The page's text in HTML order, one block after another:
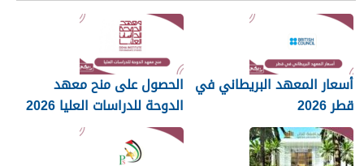
أسعار المعهد البريطاني في
قطر 2026
الحصول على منح معهد
الدوحة للدراسات العليا 2026